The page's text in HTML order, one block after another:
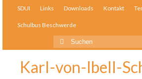
SDUI Links Downloads Kontakt
Schulbus Beschwerde
Suche
nach:
Karl-von-Ibell-